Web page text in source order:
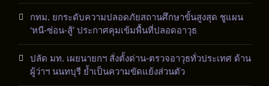
กทม. ยกระดับความปลอดภัยสถานศึกษาขั้นสูงสุด ชูแผน
‘หนี-ซ่อน-สู้’ ประกาศคุมเข้มพื้นที่ปลอดอาวุธ
ปลัด มท. เผยนายกฯ สั่งตั้งด่าน-ตรวจอาวุธทั่วประเทศ ด้าน
ผู้ว่าฯ นนทบุรี ย้ำเป็นความขัดแย้งส่วนตัว